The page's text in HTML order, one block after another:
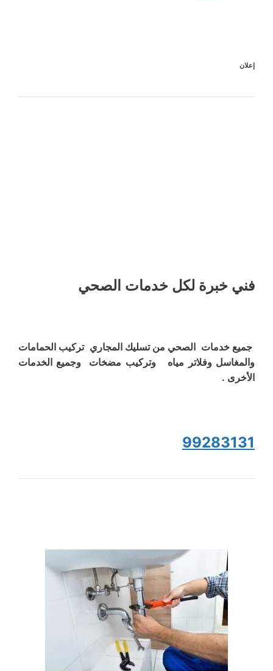
إعلان
فني خبرة لكل خدمات الصحي
جميع خدمات الصحي من تسليك المجاري تركيب الحمامات
والمغاسل وفلاتر مياه وتركيب مضخات وجميع الخدمات
الأخرى .
99283131